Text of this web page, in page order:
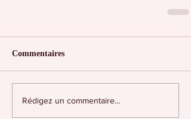
Commentaires
Rédigez un commentaire...